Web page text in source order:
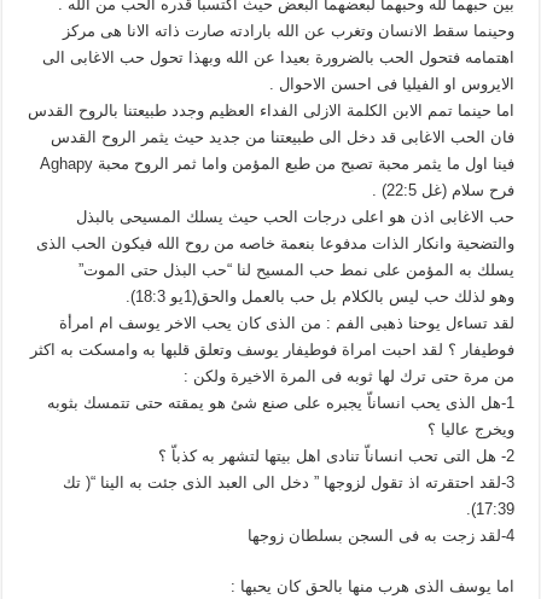
بين حبهما لله وحبهما لبعضهما البعض حيث اكتسبا قدره الحب من الله .
وحينما سقط الانسان وتغرب عن الله بارادته صارت ذاته الانا هى مركز
اهتمامه فتحول الحب بالضرورة بعيدا عن الله وبهذا تحول حب الاغابى الى
الايروس او الفيليا فى احسن الاحوال .
اما حينما تمم الابن الكلمة الازلى الفداء العظيم وجدد طبيعتنا بالروح القدس
فان الحب الاغابى قد دخل الى طبيعتنا من جديد حيث يثمر الروح القدس
فينا اول ما يثمر محبة تصبح من طبع المؤمن واما ثمر الروح محبة Aghapy
فرح سلام (غل 22:5) .
حب الاغابى اذن هو اعلى درجات الحب حيث يسلك المسيحى بالبذل
والتضحية وانكار الذات مدفوعا بنعمة خاصه من روح الله فيكون الحب الذى
يسلك به المؤمن على نمط حب المسيح لنا “حب البذل حتى الموت”
وهو لذلك حب ليس بالكلام بل حب بالعمل والحق(1يو 18:3).
لقد تساءل يوحنا ذهبى الفم : من الذى كان يحب الاخر يوسف ام امرأة
فوطيفار ؟ لقد احبت امراة فوطيفار يوسف وتعلق قلبها به وامسكت به اكثر
من مرة حتى ترك لها ثوبه فى المرة الاخيرة ولكن :
1-هل الذى يحب انساناّ يجبره على صنع شئ هو يمقته حتى تتمسك بثوبه
ويخرج عاليا ؟
2- هل التى تحب انساناّ تنادى اهل بيتها لتشهر به كذباّ ؟
3-لقد احتقرته اذ تقول لزوجها ” دخل الى العبد الذى جئت به الينا “( تك
17:39).
4-لقد زجت به فى السجن بسلطان زوجها
اما يوسف الذى هرب منها بالحق كان يحبها :